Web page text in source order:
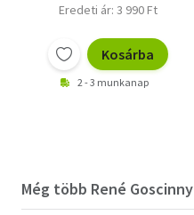
Eredeti ár: 3 990 Ft
Kosárba
2 - 3 munkanap
Még több René Goscinny